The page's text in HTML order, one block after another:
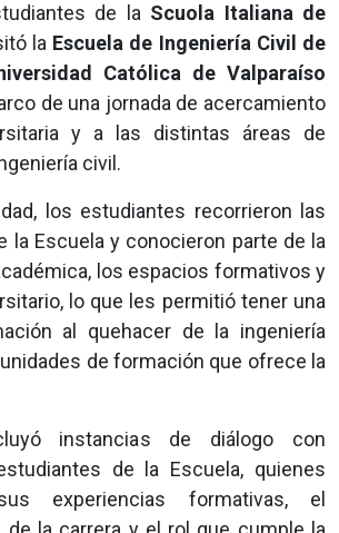
de la Scuola Italiana de
la Escuela de Ingeniería Civil de
Católica de Valparaíso
de una jornada de acercamiento
y a las distintas áreas de
civil.
los estudiantes recorrieron las
la Escuela y conocieron parte de la
los espacios formativos y
lo que les permitió tener una
al quehacer de la ingeniería
de formación que ofrece la
instancias de diálogo con
de la Escuela, quienes
experiencias formativas, el